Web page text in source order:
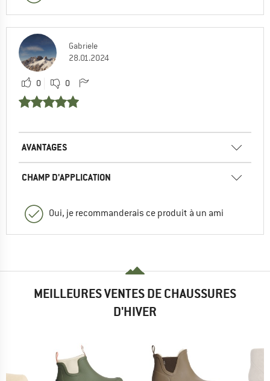
Gabriele
28.01.2024
0 0
AVANTAGES
CHAMP D'APPLICATION
Oui, je recommanderais ce produit à un ami
MEILLEURES VENTES DE CHAUSSURES
D'HIVER